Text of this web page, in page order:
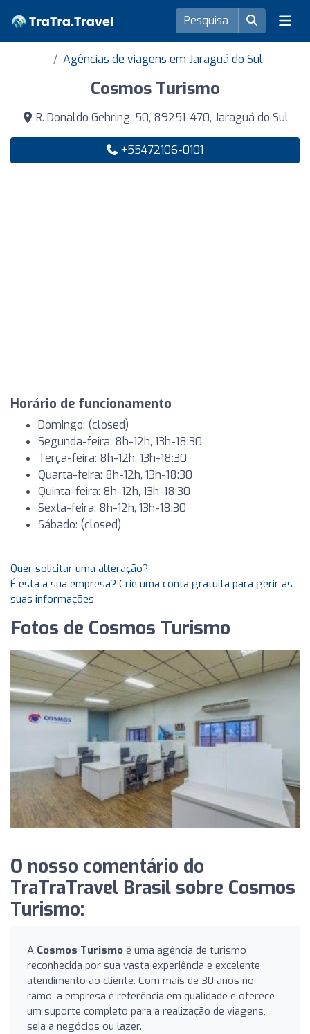
Agências de viagens em Jaraguá do Sul
Cosmos Turismo
R. Donaldo Gehring, 50, 89251-470, Jaraguá do Sul
+55472106-0101
Horário de funcionamento
Domingo: (closed)
Segunda-feira: 8h-12h, 13h-18:30
Terça-feira: 8h-12h, 13h-18:30
Quarta-feira: 8h-12h, 13h-18:30
Quinta-feira: 8h-12h, 13h-18:30
Sexta-feira: 8h-12h, 13h-18:30
Sábado: (closed)
Quer solicitar uma alteração?
É esta a sua empresa? Crie uma conta gratuita para gerir as
suas informações
Fotos de Cosmos Turismo
O nosso comentário do
TraTraTravel Brasil sobre Cosmos
Turismo:
A Cosmos Turismo é uma agência de turismo
reconhecida por sua vasta experiência e excelente
atendimento ao cliente. Com mais de 30 anos no
ramo, a empresa é referência em qualidade e oferece
um suporte completo para a realização de viagens,
seja a negócios ou lazer.